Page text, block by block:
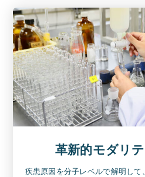
革新的モダリ
疾患原因を分子レベルで解明して